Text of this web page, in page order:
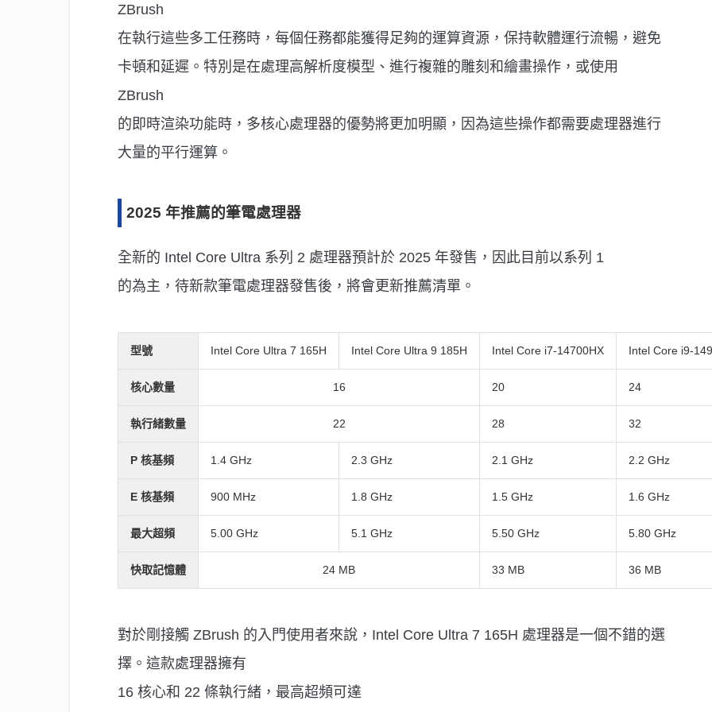
ZBrush
在執行這些多工任務時，每個任務都能獲得足夠的運算資源，保持軟體運行流暢，避免
卡頓和延遲。特別是在處理高解析度模型、進行複雜的雕刻和繪畫操作，或使用
ZBrush
的即時渲染功能時，多核心處理器的優勢將更加明顯，因為這些操作都需要處理器進行
大量的平行運算。
2025 年推薦的筆電處理器
全新的 Intel Core Ultra 系列 2 處理器預計於 2025 年發售，因此目前以系列 1
的為主，待新款筆電處理器發售後，將會更新推薦清單。
型號 Intel Core Ultra 7 165H Intel Core Ultra 9 185H Intel Core i7-14700HX Intel Core i9-
核心數量 16 20 24
執行緒數量 22 28 32
P 核基頻 1.4 GHz 2.3 GHz 2.1 GHz 2.2 GHz
E 核基頻 900 MHz 1.8 GHz 1.5 GHz 1.6 GHz
最大超頻 5.00 GHz 5.1 GHz 5.50 GHz 5.80 GHz
快取記憶體 24 MB 33 MB 36 MB
對於剛接觸 ZBrush 的入門使用者來說，Intel Core Ultra 7 165H 處理器是一個不錯的選
擇。這款處理器擁有
16 核心和 22 條執行緒，最高超頻可達